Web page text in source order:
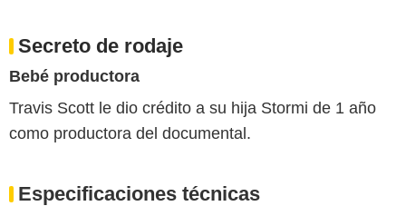
Secreto de rodaje
Bebé productora
Travis Scott le dio crédito a su hija Stormi de 1 año
como productora del documental.
Especificaciones técnicas